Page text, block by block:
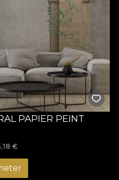
PAPIER PEINT
€